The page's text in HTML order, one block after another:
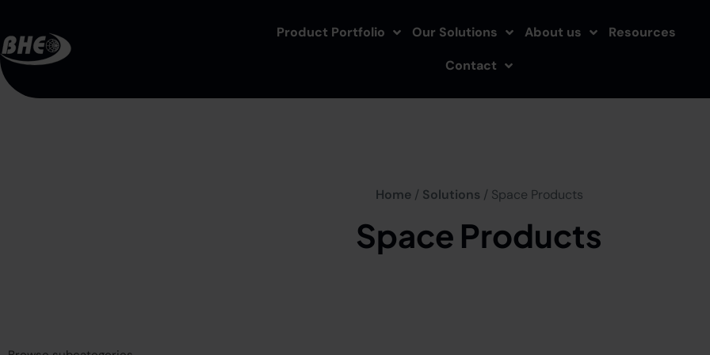
Product Portfolio Our Solutions About us
Resources
Contact
Home/ Solutions / Space Products
Space Products